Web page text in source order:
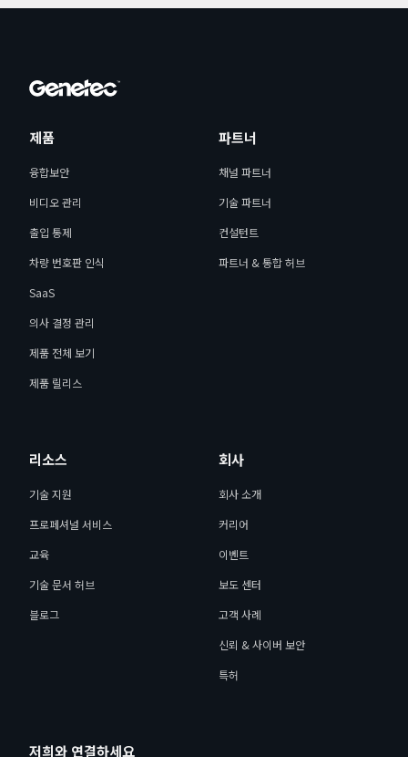
제품
융합보안
비디오 관리
출입 통제
차량 번호판 인식
SaaS
의사 결정 관리
제품 전체 보기
제품 릴리스
파트너
채널 파트너
기술 파트너
컨설턴트
파트너 & 통합 허브
리소스
기술 지원
프로페셔널 서비스
교육
기술 문서 허브
블로그
회사
회사 소개
커리어
이벤트
보도 센터
고객 사례
신뢰 & 사이버 보안
특허
저희와 연결하세요